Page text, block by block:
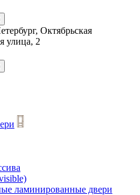
Октябрьская
улица, 2
ламинированные двери